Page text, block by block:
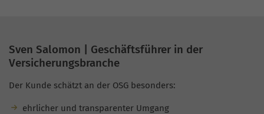
Sven Salomon | Geschäftsführer in der
Versicherungsbranche
Der Kunde schätzt an der OSG besonders:
ehrlicher und transparenter Umgang